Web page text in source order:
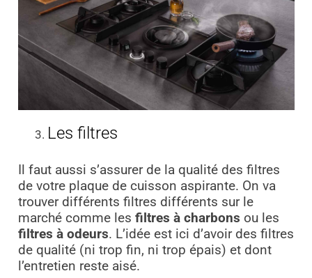
Les filtres
Il faut aussi s’assurer de la qualité des filtres
de votre plaque de cuisson aspirante. On va
trouver différents filtres différents sur le
marché comme les filtres à charbons ou les
filtres à odeurs. L’idée est ici d’avoir des filtres
de qualité (ni trop fin, ni trop épais) et dont
l’entretien reste aisé.